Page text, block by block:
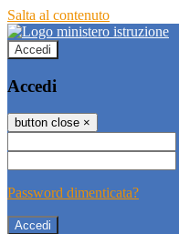
Salta al contenuto
Accedi
Accedi
button close ×
Password dimenticata?